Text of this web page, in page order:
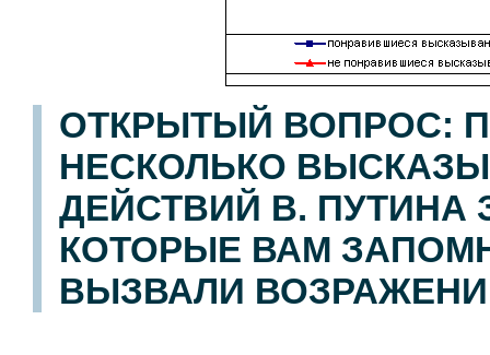
ОТКРЫТЫЙ ВОПРОС:
НЕСКОЛЬКО
ДЕЙСТВИЙ В.
КОТОРЫЕ ВАМ
ВЫЗВАЛИ